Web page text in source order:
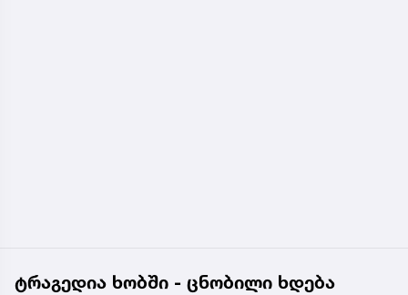
ტრაგედია ხობში - ცნობილი ხდება